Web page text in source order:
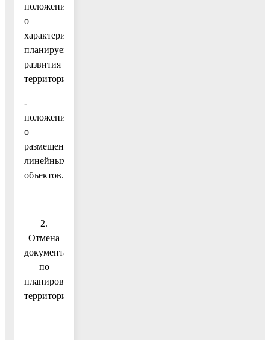
положения
о
характеристиках
планируемого
развития
территории;
-
положения
о
размещении
линейных
объектов.
2.
Отмена
документации
по
планировке
территории